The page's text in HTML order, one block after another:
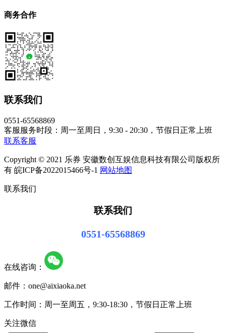
商务合作
联系我们
0551-65568869
客服服务时段：周一至周日，9:30 - 20:30，节假日正常上班
联系客服
Copyright © 2021 乐券 安徽数创互娱信息科技有限公司版权所
有 皖ICP备2022015466号-1 网站地图
联系我们
联系我们
0551-65568869
在线咨询：
邮件：one@aixiaoka.net
工作时间：周一至周五，9:30-18:30，节假日正常上班
关注微信